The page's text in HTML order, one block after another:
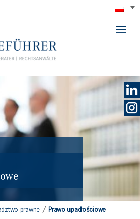
prawne/Prawo upadłościowe